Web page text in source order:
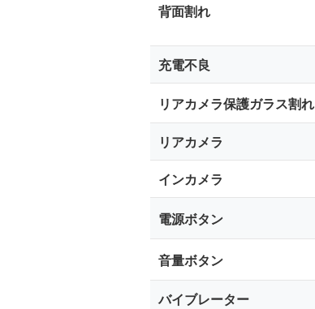
背面割れ
充電不良
リアカメラ保護ガラス割れ
リアカメラ
インカメラ
電源ボタン
音量ボタン
バイブレーター